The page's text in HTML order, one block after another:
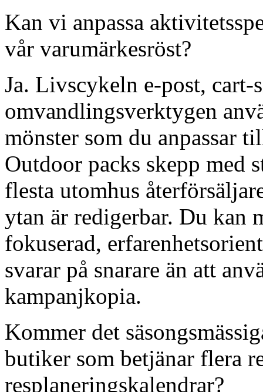
Kan vi anpassa
vår varumärkesröst?
Ja. Livscykeln e-post, cart-
omvandlingsverktygen
mönster som du anpassar
Outdoor packs skepp med
flesta utomhus
ytan är redigerbar. Du kan
fokuserad,
svarar på snarare än att
kampanjkopia.
Kommer det
butiker som betjänar flera
resplaneringskalendrar?